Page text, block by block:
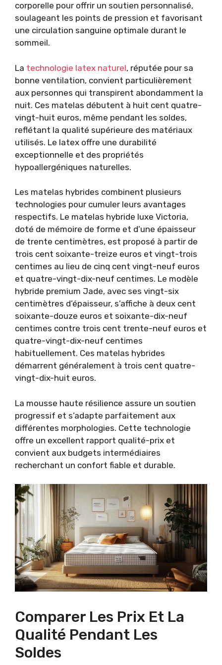
corporelle pour offrir un soutien personnalisé,
soulageant les points de pression et favorisant
une circulation sanguine optimale durant le
sommeil.
La technologie latex naturel, réputée pour sa
bonne ventilation, convient particulièrement
aux personnes qui transpirent abondamment la
nuit. Ces matelas débutent à huit cent quatre-
vingt-huit euros, même pendant les soldes,
reflétant la qualité supérieure des matériaux
utilisés. Le latex offre une durabilité
exceptionnelle et des propriétés
hypoallergéniques naturelles.
Les matelas hybrides combinent plusieurs
technologies pour cumuler leurs avantages
respectifs. Le matelas hybride luxe Victoria,
doté de mémoire de forme et d’une épaisseur
de trente centimètres, est proposé à partir de
trois cent soixante-treize euros et vingt-trois
centimes au lieu de cinq cent vingt-neuf euros
et quatre-vingt-dix-neuf centimes. Le modèle
hybride premium Jade, avec ses vingt-six
centimètres d’épaisseur, s’affiche à deux cent
soixante-douze euros et soixante-dix-neuf
centimes contre trois cent trente-neuf euros et
quatre-vingt-dix-neuf centimes
habituellement. Ces matelas hybrides
démarrent généralement à trois cent quatre-
vingt-dix-huit euros.
La mousse haute résilience assure un soutien
progressif et s’adapte parfaitement aux
différentes morphologies. Cette technologie
offre un excellent rapport qualité-prix et
convient aux budgets intermédiaires
recherchant un confort fiable et durable.
Comparer Les Prix Et La
Qualité Pendant Les
Soldes